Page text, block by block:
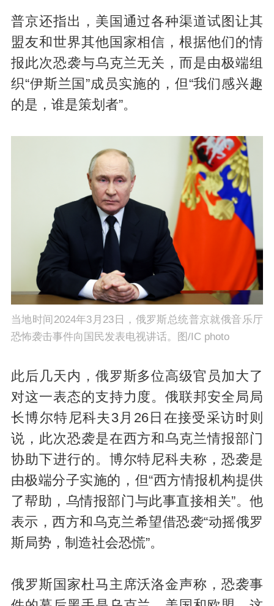
普京还指出，美国通过各种渠道试图让其
盟友和世界其他国家相信，根据他们的情
报此次恐袭与乌克兰无关，而是由极端组
织“伊斯兰国”成员实施的，但“我们感兴趣
的是，谁是策划者”。
当地时间2024年3月23日，俄罗斯总统普京就俄音乐厅
恐怖袭击事件向国民发表电视讲话。图/IC photo
此后几天内，俄罗斯多位高级官员加大了
对这一表态的支持力度。俄联邦安全局局
长博尔特尼科夫3月26日在接受采访时则
说，此次恐袭是在西方和乌克兰情报部门
协助下进行的。博尔特尼科夫称，恐袭是
由极端分子实施的，但“西方情报机构提供
了帮助，乌情报部门与此事直接相关”。他
表示，西方和乌克兰希望借恐袭“动摇俄罗
斯局势，制造社会恐慌”。
俄罗斯国家杜马主席沃洛金声称，恐袭事